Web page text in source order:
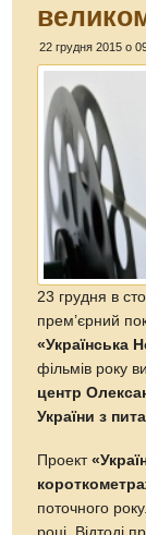
22 грудня 2015 о
23 грудня в
прем’єрний
«Українська
фільмів року
центр
України з
Проект«
поточного